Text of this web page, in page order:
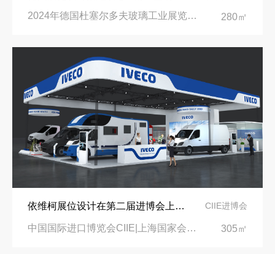
2024年德国杜塞尔多夫玻璃工业展览会Glasstec|德国杜塞尔多夫会展中心 280㎡
依维柯展位设计在第二届进博会上吸引万千瞩目 CIIE进博会
中国国际进口博览会CIIE|上海国家会展中心 305㎡